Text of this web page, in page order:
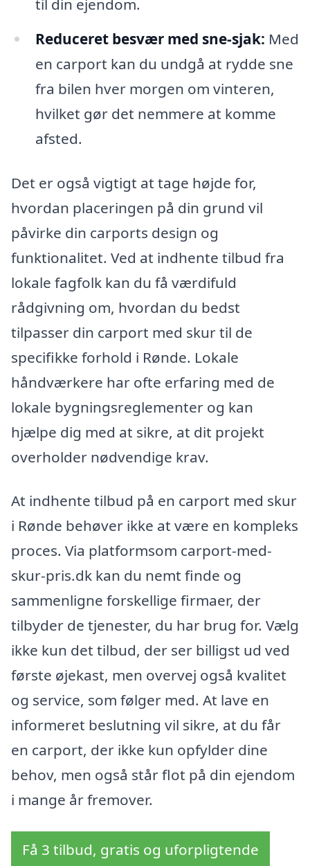
til din ejendom.
Reduceret besvær med sne-sjak: Med
en carport kan du undgå at rydde sne
fra bilen hver morgen om vinteren,
hvilket gør det nemmere at komme
afsted.
Det er også vigtigt at tage højde for,
hvordan placeringen på din grund vil
påvirke din carports design og
funktionalitet. Ved at indhente tilbud fra
lokale fagfolk kan du få værdifuld
rådgivning om, hvordan du bedst
tilpasser din carport med skur til de
specifikke forhold i Rønde. Lokale
håndværkere har ofte erfaring med de
lokale bygningsreglementer og kan
hjælpe dig med at sikre, at dit projekt
overholder nødvendige krav.
At indhente tilbud på en carport med skur
i Rønde behøver ikke at være en kompleks
proces. Via platformsom carport-med-
skur-pris.dk kan du nemt finde og
sammenligne forskellige firmaer, der
tilbyder de tjenester, du har brug for. Vælg
ikke kun det tilbud, der ser billigst ud ved
første øjekast, men overvej også kvalitet
og service, som følger med. At lave en
informeret beslutning vil sikre, at du får
en carport, der ikke kun opfylder dine
behov, men også står flot på din ejendom
i mange år fremover.
Få 3 tilbud, gratis og uforpligtende